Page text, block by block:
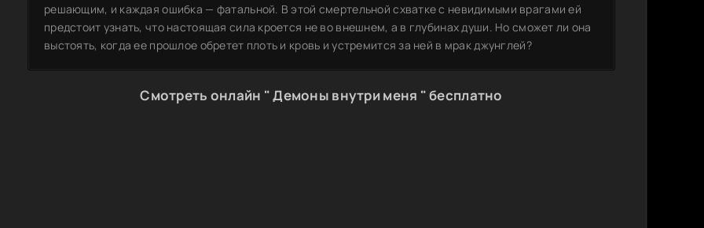
решающим, и каждая ошибка — фатальной. В этой смертельной схватке с невидимыми врагами ей
предстоит узнать, что настоящая сила кроется не во внешнем, а в глубинах души. Но сможет ли она
выстоять, когда ее прошлое обретет плоть и кровь и устремится за ней в мрак джунглей?
Смотреть онлайн " Демоны внутри меня " бесплатно